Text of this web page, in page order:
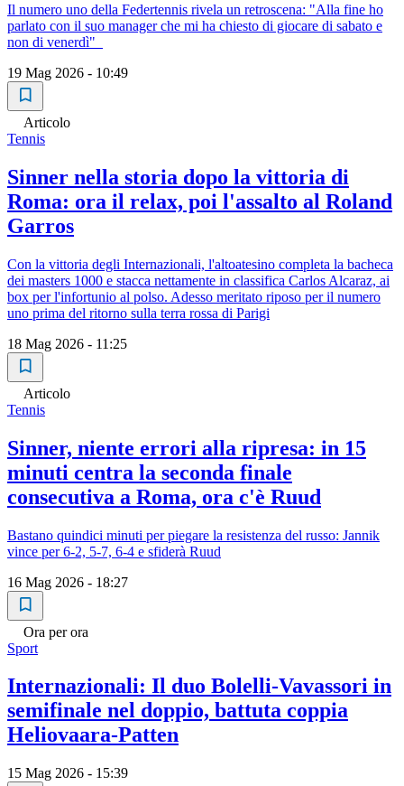
Il numero uno della Federtennis rivela un retroscena: "Alla fine ho
parlato con il suo manager che mi ha chiesto di giocare di sabato e
non di venerdì"
19 Mag 2026 - 10:49
Articolo
Tennis
Sinner nella storia dopo la vittoria di
Roma: ora il relax, poi l'assalto al Roland
Garros
Con la vittoria degli Internazionali, l'altoatesino completa la bacheca
dei masters 1000 e stacca nettamente in classifica Carlos Alcaraz, ai
box per l'infortunio al polso. Adesso meritato riposo per il numero
uno prima del ritorno sulla terra rossa di Parigi
18 Mag 2026 - 11:25
Articolo
Tennis
Sinner, niente errori alla ripresa: in 15
minuti centra la seconda finale
consecutiva a Roma, ora c'è Ruud
Bastano quindici minuti per piegare la resistenza del russo: Jannik
vince per 6-2, 5-7, 6-4 e sfiderà Ruud
16 Mag 2026 - 18:27
Ora per ora
Sport
Internazionali: Il duo Bolelli-Vavassori in
semifinale nel doppio, battuta coppia
Heliovaara-Patten
15 Mag 2026 - 15:39